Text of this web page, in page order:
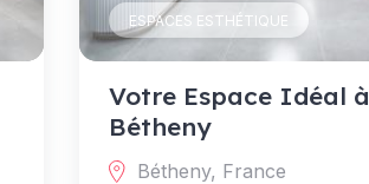
ESPACES ESTHÉTIQUE
Votre Espace Idéal à
Bétheny
Bétheny, France